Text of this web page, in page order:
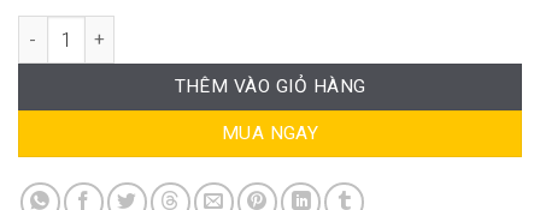
Ghế Cafe Sân Vườn Sang Trọng ST-WC146 số lượng
THÊM VÀO GIỎ HÀNG
MUA NGAY